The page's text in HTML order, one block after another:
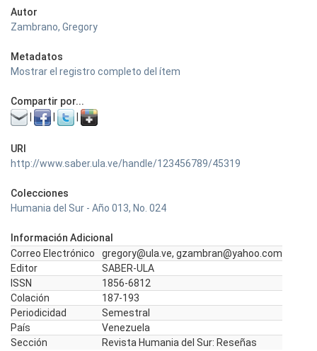
Autor
Zambrano, Gregory
Metadatos
Mostrar el registro completo del ítem
Compartir por...
URI
http://www.saber.ula.ve/handle/123456789/45319
Colecciones
Humania del Sur - Año 013, No. 024
Información Adicional
Correo Electrónico
gregory@ula.ve, gzambran@yahoo.com
Editor
SABER-ULA
ISSN
1856-6812
Colación
187-193
Periodicidad
Semestral
País
Venezuela
Sección
Revista Humania del Sur: Reseñas